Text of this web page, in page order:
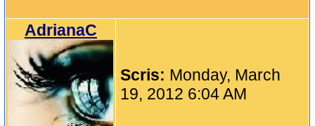
AdrianaC
Scris: Monday, March
19, 2012 6:04 AM